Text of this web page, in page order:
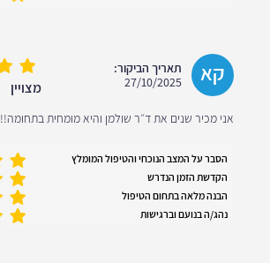
קא
תאריך הביקור:
27/10/2025
מצויין
אני מכיר שנים את ד״ר שולמן והיא מומחית בתחומה!!
הסבר על המצב הנוכחי והטיפול המומלץ
הקדשת הזמן הנדרש
הבנה מלאה בתחום הטיפול
נהג/ה בנועם וברגישות